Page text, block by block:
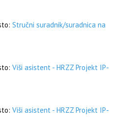
Stručni suradnik/suradnica na
Viši asistent - HRZZ Projekt IP-
Viši asistent - HRZZ Projekt IP-